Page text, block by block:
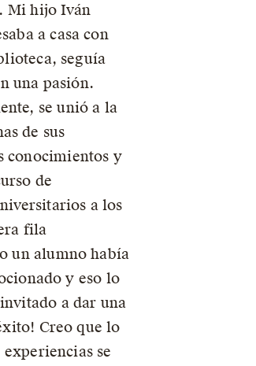
Mi hijo Iván
a casa con
seguía
una pasión.
se unió a la
de sus
conocimientos y
de
a los
fila
un alumno había
y eso lo
a dar una
Creo que lo
se